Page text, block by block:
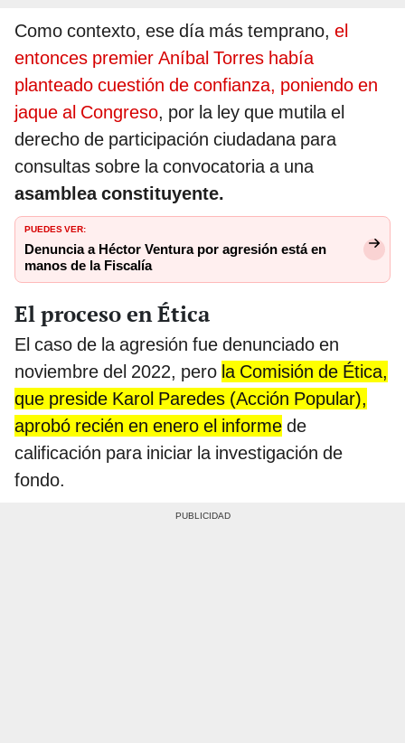
Como contexto, ese día más temprano, el
entonces premier Aníbal Torres había
planteado cuestión de confianza, poniendo en
jaque al Congreso, por la ley que mutila el
derecho de participación ciudadana para
consultas sobre la convocatoria a una
asamblea constituyente.
PUEDES VER:
Denuncia a Héctor Ventura por agresión está en
manos de la Fiscalía
El proceso en Ética
El caso de la agresión fue denunciado en
noviembre del 2022, pero la Comisión de Ética,
que preside Karol Paredes (Acción Popular),
aprobó recién en enero el informe de
calificación para iniciar la investigación de
fondo.